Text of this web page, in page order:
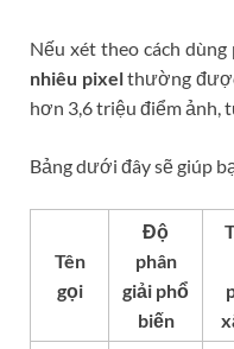
Nếu xét theo cách dùng
nhiêu pixelthường
hơn 3,6 triệu điểm ảnh,
Bảng dưới đây sẽ giúp
Tên
gọi
Độ
phân
giải phổ
biến